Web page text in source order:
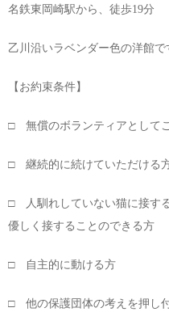
名鉄東岡崎駅から、徒歩19分
乙川沿いラベンダー色の洋館で
【お約束条件】
□ 無償のボランティアとして
□ 継続的に続けていただける
□ 人馴れしていない猫に接す
優しく接することのできる方
□ 自主的に動ける方
□ 他の保護団体の考えを押し